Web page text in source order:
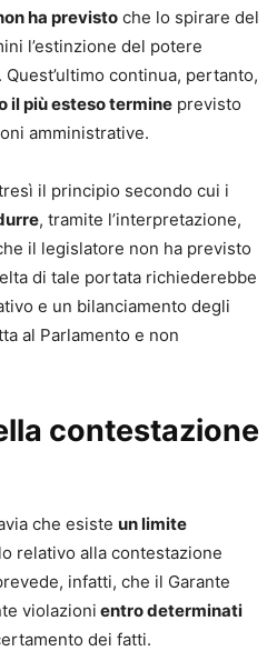
ha previsto che lo spirare del
l’estinzione del potere
continua, pertanto,
il più esteso termine previsto
amministrative.
il principio secondo cui i
, tramite l’interpretazione,
il legislatore non ha previsto
di tale portata richiederebbe
e un bilanciamento degli
al Parlamento e non
contestazione
che esiste un limite
relativo alla contestazione
infatti, che il Garante
violazioni entro determinati
dei fatti.